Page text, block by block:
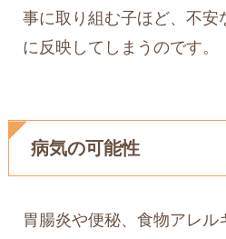
事に取り組む子ほど、不安
に反映してしまうのです。
病気の可能性
胃腸炎や便秘、食物アレ